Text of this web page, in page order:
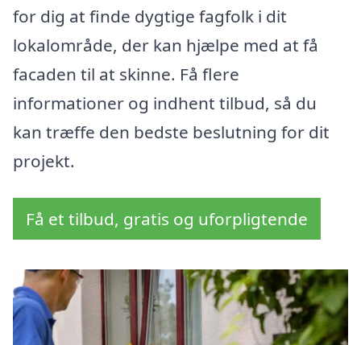
for dig at finde dygtige fagfolk i dit
lokalområde, der kan hjælpe med at få
facaden til at skinne. Få flere
informationer og indhent tilbud, så du
kan træffe den bedste beslutning for dit
projekt.
Få et tilbud, gratis og uforpligtende